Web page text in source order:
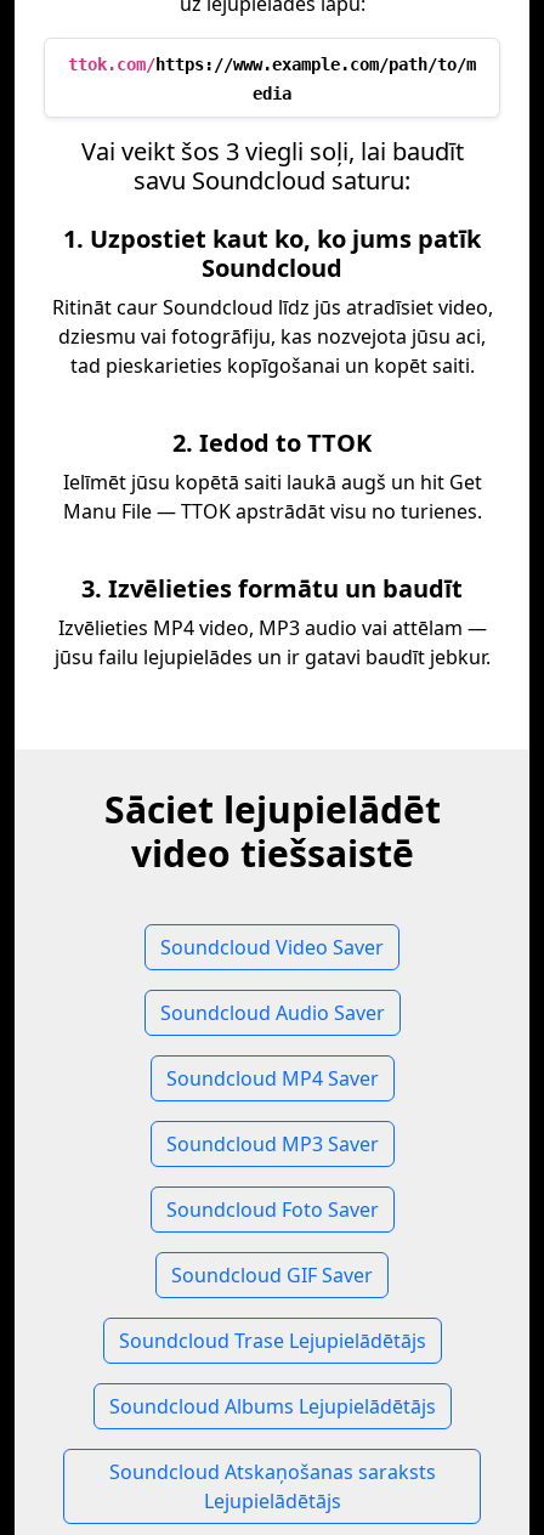
ttok.com/https://www.example.com/path/to/m
edia
Vai veikt šos 3 viegli soļi, lai baudīt
savu Soundcloud saturu:
1. Uzpostiet kaut ko, ko jums patīk
Soundcloud
Ritināt caur Soundcloud līdz jūs atradīsiet video,
dziesmu vai fotogrāfiju, kas nozvejota jūsu aci,
tad pieskarieties kopīgošanai un kopēt saiti.
2. Iedod to TTOK
Ielīmēt jūsu kopētā saiti laukā augš un hit Get
Manu File — TTOK apstrādāt visu no turienes.
3. Izvēlieties formātu un baudīt
Izvēlieties MP4 video, MP3 audio vai attēlam —
jūsu failu lejupielādes un ir gatavi baudīt jebkur.
Sāciet lejupielādēt
video tiešsaistē
Soundcloud Video Saver
Soundcloud Audio Saver
Soundcloud MP4 Saver
Soundcloud MP3 Saver
Soundcloud Foto Saver
Soundcloud GIF Saver
Soundcloud Trase Lejupielādētājs
Soundcloud Albums Lejupielādētājs
Soundcloud Atskaņošanas saraksts
Lejupielādētājs